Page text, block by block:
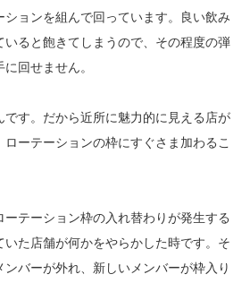
ションを組んで回っています。良い飲み
いると飽きてしまうので、その程度の弾
回せません。
です。だから近所に魅力的に見える店が
ーテーションの枠にすぐさま加わるこ
テーション枠の入れ替わりが発生する
た店舗が何かをやらかした時です。そ
バーが外れ、新しいメンバーが枠入り